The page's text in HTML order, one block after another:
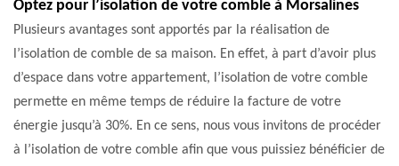
Optez pour l’isolation de votre comble à Morsalines
Plusieurs avantages sont apportés par la réalisation de
l’isolation de comble de sa maison. En effet, à part d’avoir plus
d’espace dans votre appartement, l’isolation de votre comble
permette en même temps de réduire la facture de votre
énergie jusqu’à 30%. En ce sens, nous vous invitons de procéder
à l’isolation de votre comble afin que vous puissiez bénéficier de